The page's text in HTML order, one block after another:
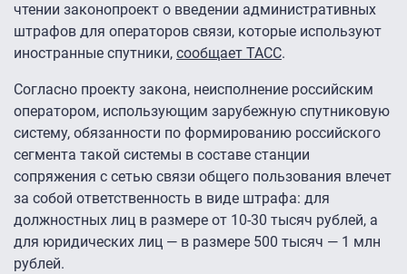
чтении законопроект о введении административных
штрафов для операторов связи, которые используют
иностранные спутники, сообщает ТАСС.
Согласно проекту закона, неисполнение российским
оператором, использующим зарубежную спутниковую
систему, обязанности по формированию российского
сегмента такой системы в составе станции
сопряжения с сетью связи общего пользования влечет
за собой ответственность в виде штрафа: для
должностных лиц в размере от 10-30 тысяч рублей, а
для юридических лиц — в размере 500 тысяч — 1 млн
рублей.